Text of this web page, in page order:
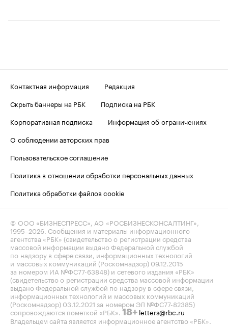
Контактная информация
Редакция
Скрыть баннеры на РБК
Подписка на РБК
Корпоративная подписка
Информация об ограничениях
О соблюдении авторских прав
Пользовательское соглашение
Политика в отношении обработки персональных данных
Политика обработки файлов cookie
© ООО «БИЗНЕСПРЕСС», АО «РОСБИЗНЕСКОНСАЛТИНГ»,
1995–2026 . Сообщения и материалы информационного
агентства «РБК» (свидетельство о регистрации средства
массовой информации выдано Федеральной службой
по надзору в сфере связи, информационных технологий
и массовых коммуникаций (Роскомнадзор) 09.12.2015
за номером ИА №ФС77-63848) и сетевого издания «РБК»
(свидетельство о регистрации средства массовой информации
выдано Федеральной службой по надзору в сфере связи,
информационных технологий и массовых коммуникаций
(Роскомнадзор) 03.12.2021 за номером ЭЛ №ФС77-82385)
сопровождаются пометкой «РБК». 18+ letters@rbc.ru
Владельцем сайта является информационное агентство «РБК».